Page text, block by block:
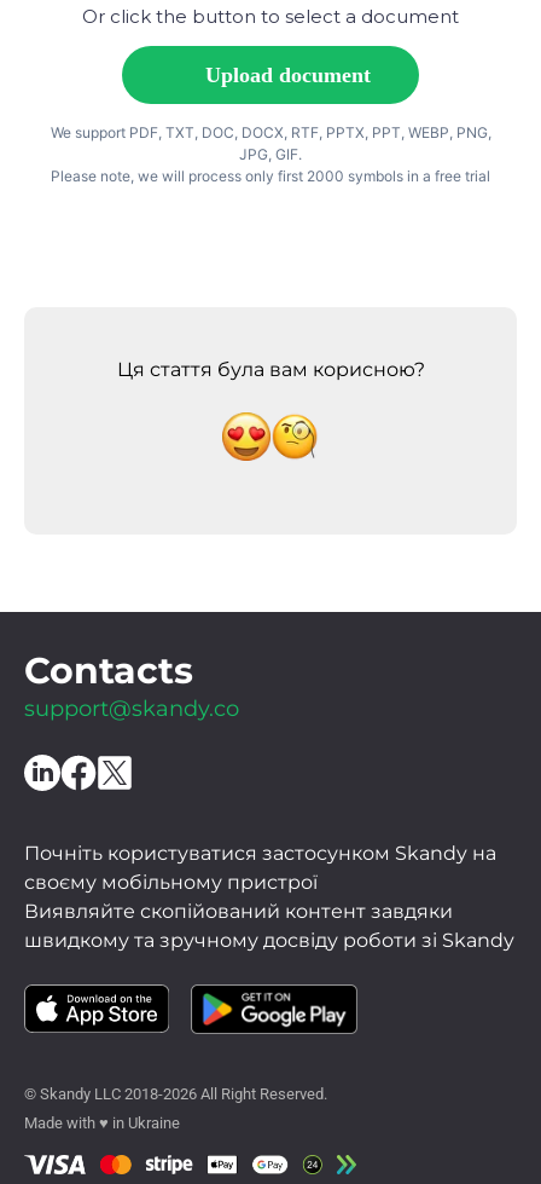
Ця стаття була вам корисною?
Contacts
support@skandy.co
Почніть користуватися застосунком Skandy на
своєму мобільному пристрої
Виявляйте скопійований контент завдяки
швидкому та зручному досвіду роботи зі Skandy
© Skandy LLC 2018-2026 All Right Reserved.
Made with ♥ in Ukraine